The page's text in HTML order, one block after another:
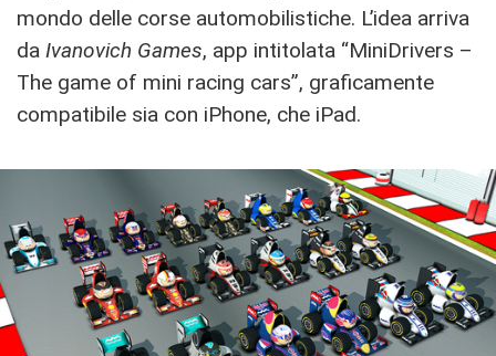
mondo delle corse automobilistiche. L’idea arriva
da Ivanovich Games, app intitolata “MiniDrivers –
The game of mini racing cars”, graficamente
compatibile sia con iPhone, che iPad.